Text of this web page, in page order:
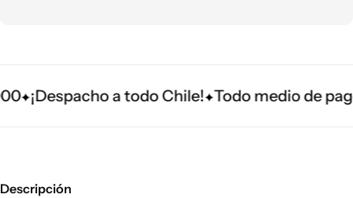
¡Despacho a todo Chile! Todo medio de pago
Descripción